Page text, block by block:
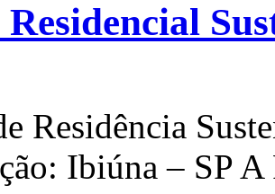
Residência
Ibiúna – SP